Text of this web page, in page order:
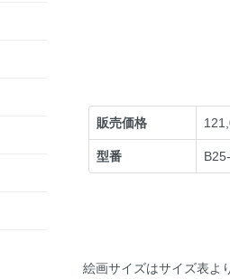
販売価格
型番
絵画サイズはサイズ表よ